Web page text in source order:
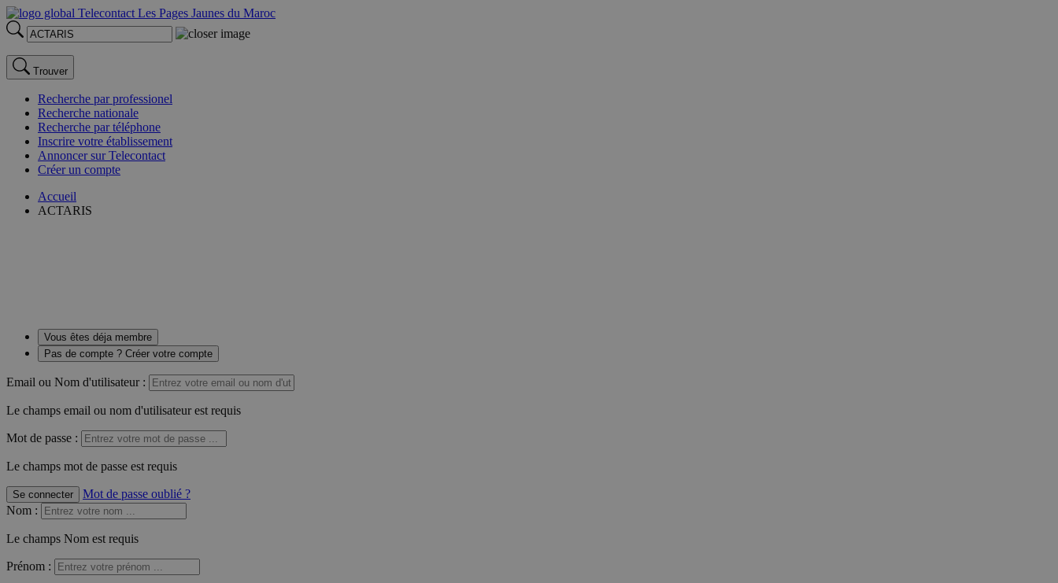
Trouver
Recherche par professionel
Recherche nationale
Recherche par téléphone
Inscrire votre établissement
Annoncer sur Telecontact
Créer un compte
Accueil
ACTARIS
Vous êtes déja membre
Pas de compte ? Créer votre compte
Email ou Nom d'utilisateur :
Le champs email ou nom d'utilisateur est requis
Mot de passe :
Le champs mot de passe est requis
Se connecter
Mot de passe oublié ?
Nom :
Le champs Nom est requis
Prénom :